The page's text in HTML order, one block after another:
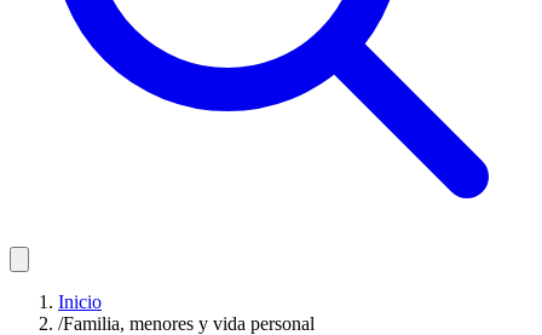
Inicio
/Familia, menores y vida personal